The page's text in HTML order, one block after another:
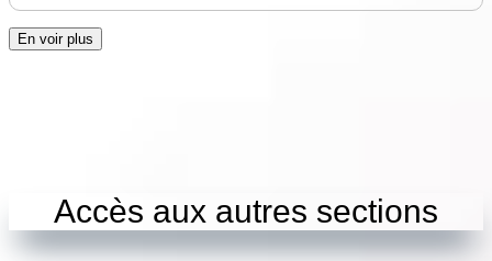
En voir plus
Accès aux autres sections